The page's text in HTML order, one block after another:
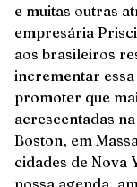
e muitas outras
empresária
aos brasileiros
incrementar essa
promoter que
acrescentadas
Boston, em
cidades de Nova